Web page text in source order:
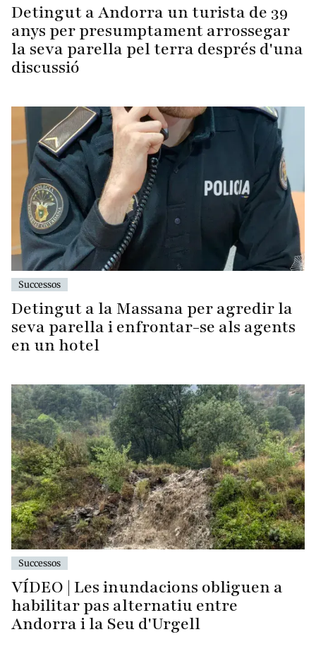
Detingut a Andorra un turista de 39
anys per presumptament arrossegar
la seva parella pel terra després d'una
discussió
Successos
Detingut a la Massana per agredir la
seva parella i enfrontar-se als agents
en un hotel
Successos
VÍDEO | Les inundacions obliguen a
habilitar pas alternatiu entre
Andorra i la Seu d'Urgell